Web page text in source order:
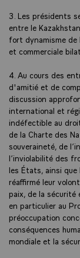
3. Les présidents
entre le
fort dynamisme de
et commerciale
4. Au cours des
d'amitié et de
discussion
international et
indéfectible au
de la Charte des
souveraineté, de
l’inviolabilité des
les États, ainsi
réaffirmé leur
paix, de la sécurité
en particulier au
préoccupation
conséquences
mondiale et la